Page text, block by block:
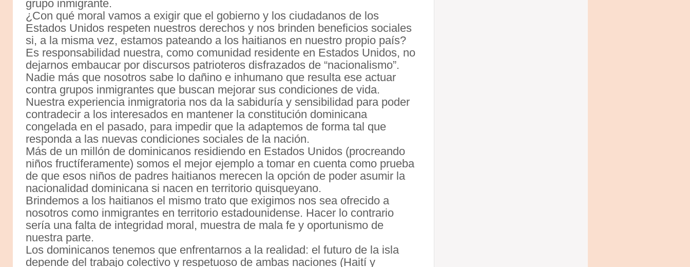
grupo inmigrante.
¿Con qué moral vamos a exigir que el gobierno y los ciudadanos de los
Estados Unidos respeten nuestros derechos y nos brinden beneficios sociales
si, a la misma vez, estamos pateando a los haitianos en nuestro propio país?
Es responsabilidad nuestra, como comunidad residente en Estados Unidos, no
dejarnos embaucar por discursos patrioteros disfrazados de “nacionalismo”.
Nadie más que nosotros sabe lo dañino e inhumano que resulta ese actuar
contra grupos inmigrantes que buscan mejorar sus condiciones de vida.
Nuestra experiencia inmigratoria nos da la sabiduría y sensibilidad para poder
contradecir a los interesados en mantener la constitución dominicana
congelada en el pasado, para impedir que la adaptemos de forma tal que
responda a las nuevas condiciones sociales de la nación.
Más de un millón de dominicanos residiendo en Estados Unidos (procreando
niños fructíferamente) somos el mejor ejemplo a tomar en cuenta como prueba
de que esos niños de padres haitianos merecen la opción de poder asumir la
nacionalidad dominicana si nacen en territorio quisqueyano.
Brindemos a los haitianos el mismo trato que exigimos nos sea ofrecido a
nosotros como inmigrantes en territorio estadounidense. Hacer lo contrario
sería una falta de integridad moral, muestra de mala fe y oportunismo de
nuestra parte.
Los dominicanos tenemos que enfrentarnos a la realidad: el futuro de la isla
depende del trabajo colectivo y respetuoso de ambas naciones (Haití y